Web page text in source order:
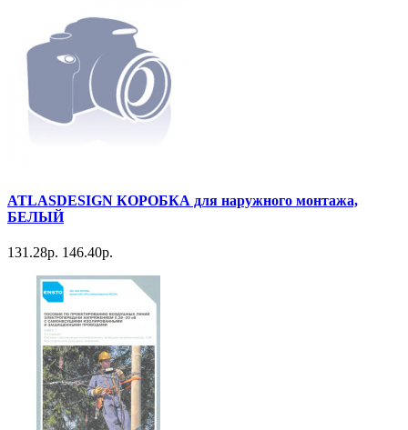
ATLASDESIGN КОРОБКА для наружного монтажа,
БЕЛЫЙ
131.28р. 146.40р.